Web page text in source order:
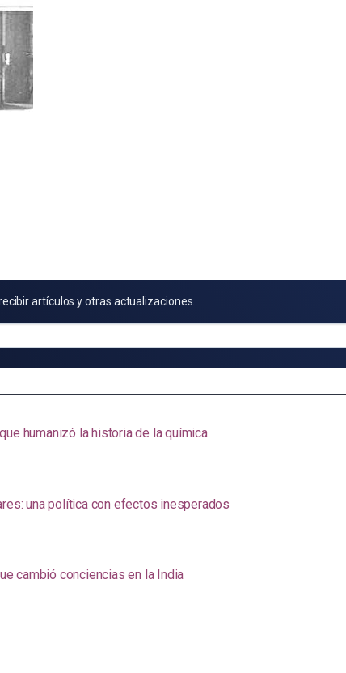
artículos y otras actualizaciones.
humanizó la historia de la química
una política con efectos inesperados
cambió conciencias en la India